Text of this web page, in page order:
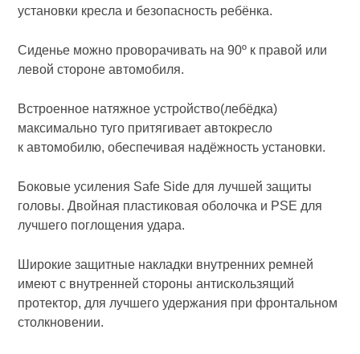
установки кресла и безопасность ребёнка.
Сиденье можно проворачивать на 90º к правой или
левой стороне автомобиля.
Встроенное натяжное устройство(лебёдка)
максимально туго притягивает автокресло
к автомобилю, обеспечивая надёжность установки.
Боковые усиления Safe Side для лучшей защиты
головы. Двойная пластиковая оболочка и PSE для
лучшего поглощения удара.
Широкие защитные накладки внутренних ремней
имеют с внутренней стороны антискользящий
протектор, для лучшего удержания при фронтальном
столкновении.